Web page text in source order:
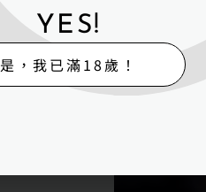
YES!
是，我已滿18歲！